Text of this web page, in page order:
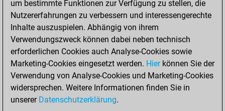
BeautyScore of 18
Fritz
achieved a new Elo
of 1567
Dienstag, April
30, 2024
You created
um bestimmte Funktionen zur Verfügung zu stellen, die
Nutzererfahrungen zu verbessern und interessengerechte
Inhalte auszuspielen. Abhängig von ihrem
Verwendungszweck können dabei neben technisch
erforderlichen Cookies auch Analyse-Cookies sowie
Marketing-Cookies eingesetzt werden. Hierkönnen Sie der
Verwendung von Analyse-Cookies und Marketing-Cookies
widersprechen. Weitere Informationen finden Sie in
unserer Datenschutzerklärung.